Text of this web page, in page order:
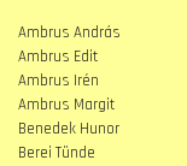
Ambrus András
Ambrus Edit
Ambrus Irén
Ambrus Margit
Benedek Hunor
Berei Tünde